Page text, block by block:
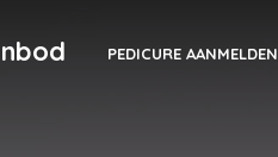
PEDICURE AANMELDEN